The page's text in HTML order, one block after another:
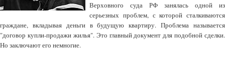
Верховного суда РФ занялась одной из
серьезных проблем, с которой сталкиваются
граждане, вкладывая деньги в будущую квартиру. Проблема называется
"договор купли-продажи жилья". Это главный документ для подобной сделки.
Но заключают его немногие.